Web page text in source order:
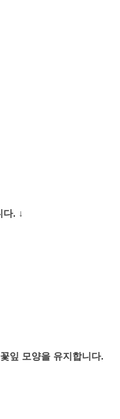
. ↓
잎 모양을 유지합니다.